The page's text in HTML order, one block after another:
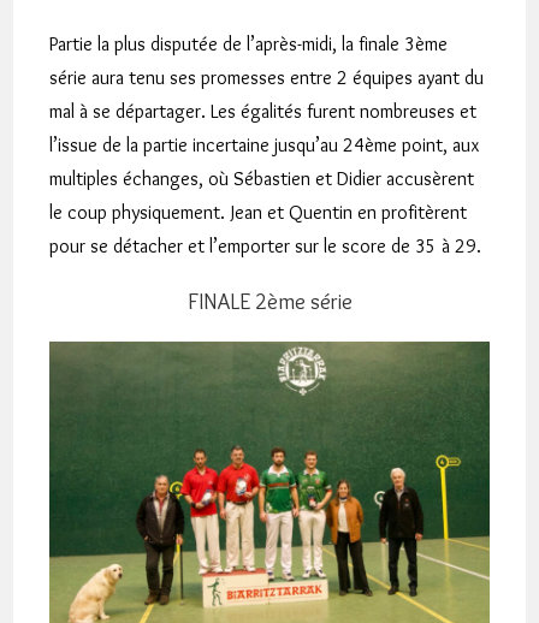
Partie la plus disputée de l’après-midi, la finale 3ème
série aura tenu ses promesses entre 2 équipes ayant du
mal à se départager. Les égalités furent nombreuses et
l’issue de la partie incertaine jusqu’au 24ème point, aux
multiples échanges, où Sébastien et Didier accusèrent
le coup physiquement. Jean et Quentin en profitèrent
pour se détacher et l’emporter sur le score de 35 à 29.
FINALE 2ème série